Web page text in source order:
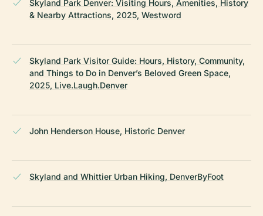
Skyland Park Denver: Visiting Hours, Amenities, History
& Nearby Attractions, 2025, Westword
Skyland Park Visitor Guide: Hours, History, Community,
and Things to Do in Denver’s Beloved Green Space,
2025, Live.Laugh.Denver
John Henderson House, Historic Denver
Skyland and Whittier Urban Hiking, DenverByFoot